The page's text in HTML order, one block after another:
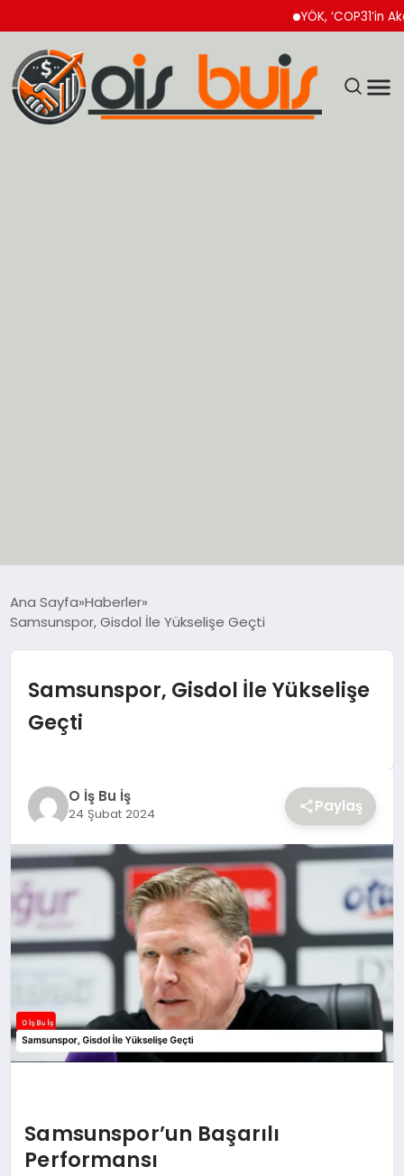
YÖK, ‘COP31’in
EKONOMİ
GÜNCEL
SIYASET
YAŞAM
Ana Sayfa Haberler
Samsunspor, Gisdol İle Yükselişe Geçti
Samsunspor, Gisdol İle Yükselişe
Geçti
O İş Bu İş
24 Şubat 2024 Paylaş
Samsunspor’un Başarılı
Performansı